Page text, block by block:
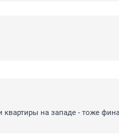
квартиры на западе - тоже